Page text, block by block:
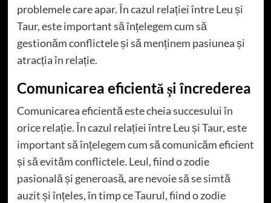
problemele care apar. În cazul relației între Leu și
Taur, este important să înțelegem cum să
gestionăm conflictele și să menținem pasiunea și
atracția în relație.
Comunicarea eficientă și încrederea
Comunicarea eficientă este cheia succesului în
orice relație. În cazul relației între Leu și Taur, este
important să înțelegem cum să comunicăm eficient
și să evităm conflictele. Leul, fiind o zodie
pasională și generoasă, are nevoie să se simtă
auzit și înțeles, în timp ce Taurul, fiind o zodie